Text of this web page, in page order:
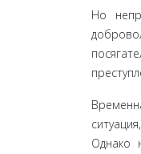
Но
Однако